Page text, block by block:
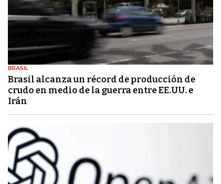
BRASIL
Brasil alcanza un récord de producción de
crudo en medio de la guerra entre EE.UU. e
Irán